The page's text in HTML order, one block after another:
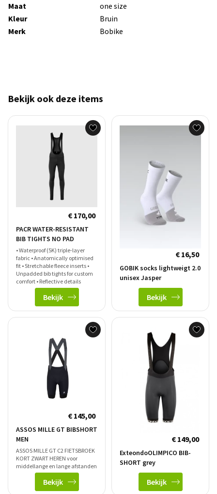
Maat
one size
Kleur
Bruin
Merk
Bobike
Bekijk ook deze items
€ 170,00
PACR WATER-RESISTANT
BIB TIGHTS NO PAD
• Waterproof (5K) triple-layer
fabric • Anatomically optimised
fit • Stretchable fleece inserts •
Unpadded bib tights for custom
comfort • Reflective details
Bekijk
€ 16,50
GOBIK socks lightweigt 2.0
unisex Jasper
Bekijk
€ 145,00
ASSOS MILLE GT BIBSHORT
MEN
ASSOS MILLE GT C2 FIETSBROEK
KORT ZWART HEREN voor
middellange en lange afstanden
Bekijk
€ 149,00
ExteondoOLIMPICO BIB-
SHORT grey
Bekijk